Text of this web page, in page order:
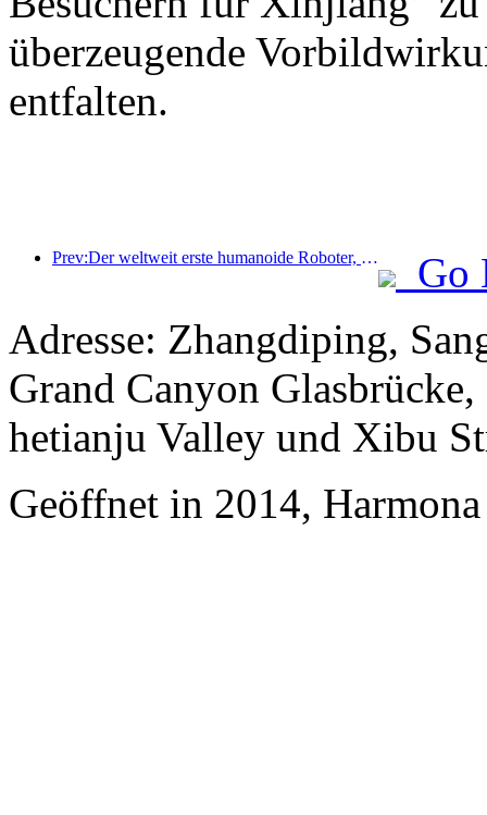
überzeugende
entfalten.
Prev:Der weltweit erste humanoide Roboter, der auf szenarienübergreifende Gastronomiedienstleistungen spezialisiert ist, wurde enthüllt.
Go
Adresse: Zhangdiping,
Grand Canyon
hetianju Valley und Xibu
Geöffnet in 2014,